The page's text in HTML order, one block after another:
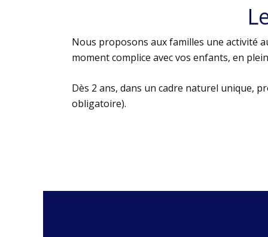
Nous proposons aux familles une activité
moment complice avec vos enfants, en
Dès 2 ans, dans un cadre naturel unique,
obligatoire).